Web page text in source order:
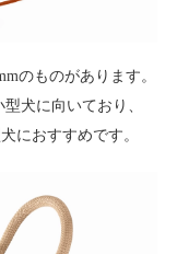
のものがあります。
犬に向いており、
におすすめです。